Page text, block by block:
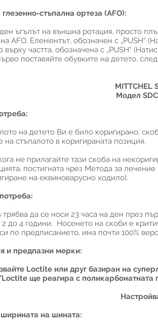
стъпална ортеза (AFO):
ъгълът на външна ротация, просто
AFO. Елементът, обозначен с „PUSH“
върху частта, обозначена с „PUSH“
поставяйте обувките на детето,
MITTCHEL
Модел
на детето Ви е било коригирано,
стъпалото в коригираната позиция.
не прилагайте тази скоба на
постигната чрез Метода за
на еквиноварусно ходило).
да се носи 23 часа на ден през
до 4 години. Носенето на скоби е
по предписанието, има почти 100%
и предпазни мерки:
Loctite или друг базиран на
ще реагира с поликарбонатната
на шината: